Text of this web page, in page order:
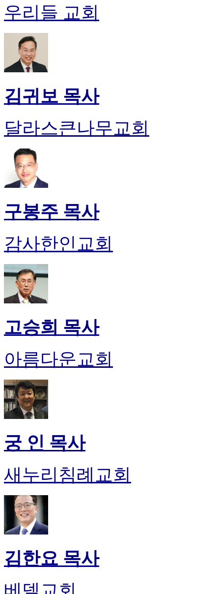
우리들 교회
김귀보 목사
달라스큰나무교회
구봉주 목사
감사한인교회
고승희 목사
아름다운교회
궁 인 목사
새누리침례교회
김한요 목사